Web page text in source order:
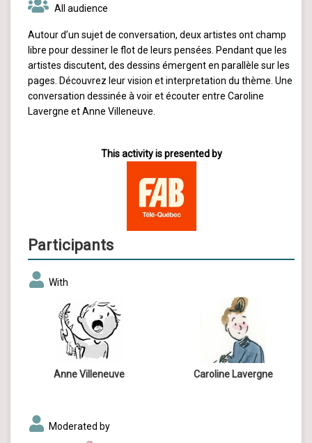
All audience
Autour d’un sujet de conversation, deux artistes ont champ
libre pour dessiner le flot de leurs pensées. Pendant que les
artistes discutent, des dessins émergent en parallèle sur les
pages. Découvrez leur vision et interpretation du thème. Une
conversation dessinée à voir et écouter entre Caroline
Lavergne et Anne Villeneuve.
This activity is presented by
Participants
With
Anne Villeneuve Caroline Lavergne
Moderated by